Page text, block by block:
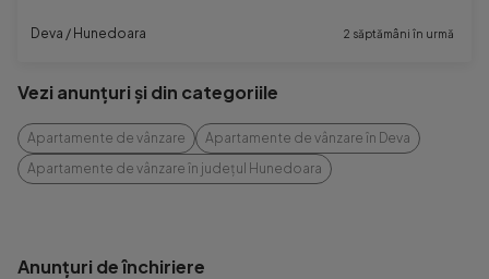
Deva / Hunedoara 2 săptămâni în urmă
Vezi anunțuri și din categoriile
Apartamente de vânzare
Apartamente de vânzare în Deva
Apartamente de vânzare în județul Hunedoara
Anunțuri de închiriere